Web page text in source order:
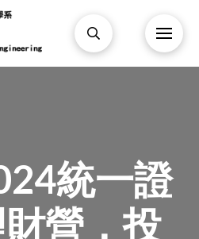
統一證
營，投